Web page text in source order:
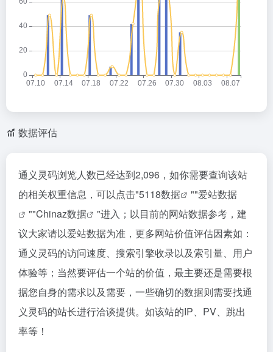
数据评估
通义灵码浏览人数已经达到2,096，如你需要查询该站
的相关权重信息，可以点击"5118数据 ""爱站数据
""Chinaz数据
"进入；以目前的网站数据参考，建
议大家请以爱站数据为准，更多网站价值评估因素如：
通义灵码的访问速度、搜索引擎收录以及索引量、用户
体验等；当然要评估一个站的价值，最主要还是需要根
据您自身的需求以及需要，一些确切的数据则需要找通
义灵码的站长进行洽谈提供。如该站的IP、PV、跳出
率等！